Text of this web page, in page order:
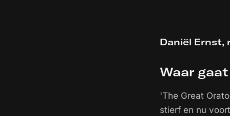
Daniël Ernst,
Waar
'The Great
stierf en nu